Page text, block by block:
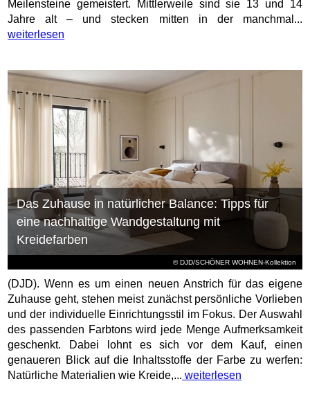
Meilensteine gemeistert. Mittlerweile sind sie 13 und 14
Jahre alt – und stecken mitten in der manchmal...
weiterlesen
© DJD/SCHÖNER WOHNEN-Kollektion
Das Zuhause in natürlicher Balance: Tipps für
eine nachhaltige Wandgestaltung mit
Kreidefarben
(DJD). Wenn es um einen neuen Anstrich für das eigene
Zuhause geht, stehen meist zunächst persönliche Vorlieben
und der individuelle Einrichtungsstil im Fokus. Der Auswahl
des passenden Farbtons wird jede Menge Aufmerksamkeit
geschenkt. Dabei lohnt es sich vor dem Kauf, einen
genaueren Blick auf die Inhaltsstoffe der Farbe zu werfen:
Natürliche Materialien wie Kreide,... weiterlesen